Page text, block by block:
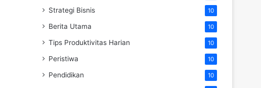
Strategi Bisnis 10
Berita Utama 10
Tips Produktivitas Harian 10
Peristiwa 10
Pendidikan 10